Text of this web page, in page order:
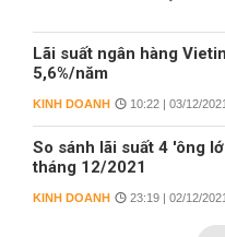
Lãi suất ngân hàng
5,6%/năm
KINH DOANH 10:22 | 03/12/2021
So sánh lãi suất 4 'ông
tháng 12/2021
KINH DOANH 23:19 | 02/12/2021